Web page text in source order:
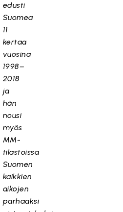
edusti
Suomea
11
kertaa
vuosina
1998–
2018
ja
hän
nousi
myös
MM-
tilastoissa
Suomen
kaikkien
aikojen
parhaaksi